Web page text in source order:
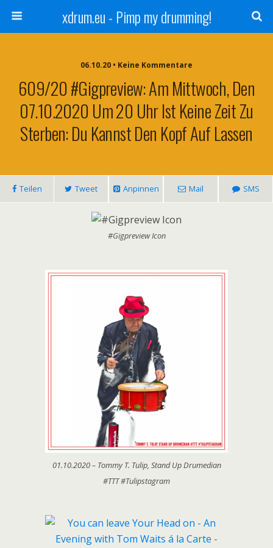
xdrum.eu - Pimp my drumming!
06.10.20 • Keine Kommentare
609/20 #Gigpreview: Am Mittwoch, Den
07.10.2020 Um 20 Uhr Ist Keine Zeit Zu
Sterben: Du Kannst Den Kopf Auf Lassen
Teilen Tweet Anpinnen Mail SMS
#Gigpreview Icon
01.10.2020 – Tommy T. Tulip, Stand Up Drumedian
#TTT #Tulipstagram